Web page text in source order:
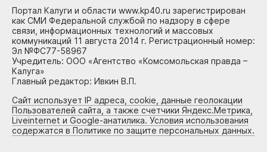
Портал Калуги и области www.kp40.ru зарегистрирован
как СМИ Федеральной службой по надзору в сфере
связи, информационных технологий и массовых
коммуникаций 11 августа 2014 г. Регистрационный номер:
Эл №ФС77-58967
Учредитель: ООО «Агентство «Комсомольская правда –
Калуга»
Главный редактор: Ивкин В.П.
Сайт использует IP адреса, cookie, данные геолокации
Пользователей сайта, а также счетчики Яндекс.Метрика,
Liveinternet и Google-анатилика. Условия использования
содержатся в Политике по защите персональных данных.